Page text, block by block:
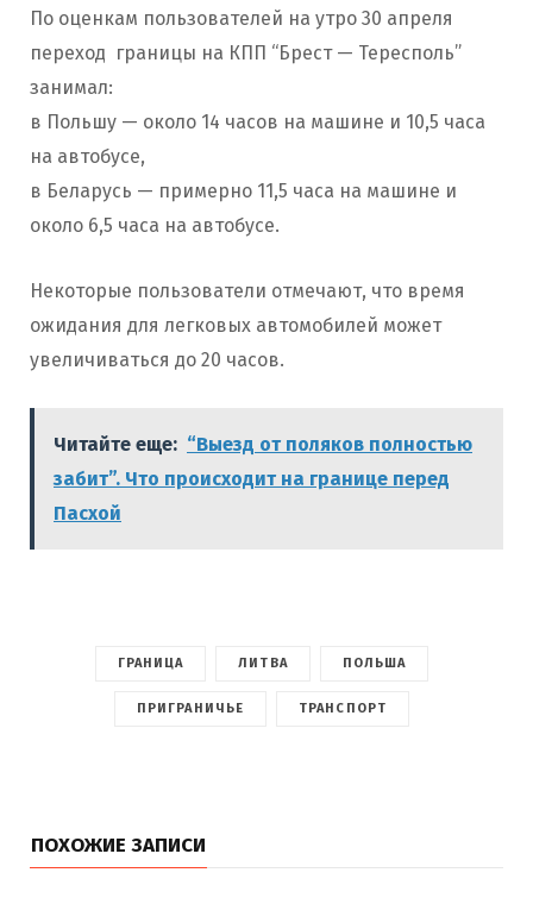
По оценкам пользователей на утро 30 апреля
переход границы на КПП “Брест — Тересполь”
занимал:
в Польшу — около 14 часов на машине и 10,5 часа
на автобусе,
в Беларусь — примерно 11,5 часа на машине и
около 6,5 часа на автобусе.
Некоторые пользователи отмечают, что время
ожидания для легковых автомобилей может
увеличиваться до 20 часов.
Читайте еще: “Выезд от поляков полностью
забит”. Что происходит на границе перед
Пасхой
ГРАНИЦА ЛИТВА ПОЛЬША
ПРИГРАНИЧЬЕ ТРАНСПОРТ
ПОХОЖИЕ ЗАПИСИ